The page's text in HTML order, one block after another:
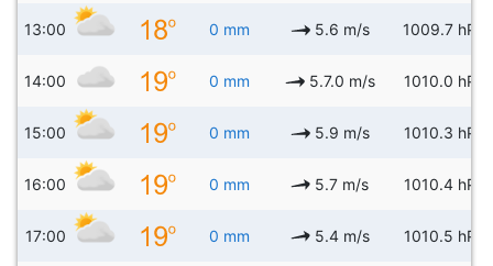
13:00 0 mm 5.6 m/s 1009.7 hPa
14:00 0 mm 5.7.0 m/s 1010.0 hPa
15:00 0 mm 5.9 m/s 1010.3 hPa
16:00 0 mm 5.7 m/s 1010.4 hPa
17:00 0 mm 5.4 m/s 1010.5 hPa